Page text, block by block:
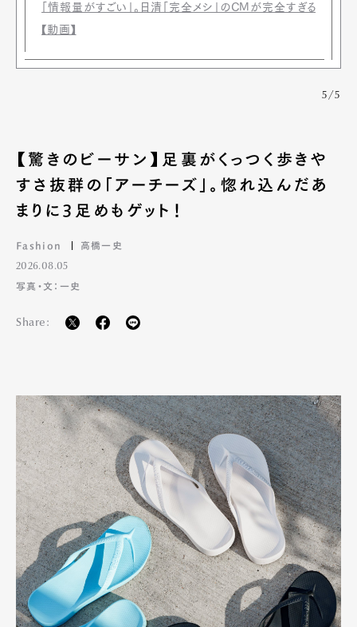
「情報量がすごい」。日清「完全メシ」のCMが完全すぎる
【動画】
5/5
【驚きのビーサン】足裏がくっつく歩きや
すさ抜群の「アーチーズ」。惚れ込んだあ
まりに3足めもゲット！
Fashion 高橋一史
2026.08.05
写真・文：一史
Share: